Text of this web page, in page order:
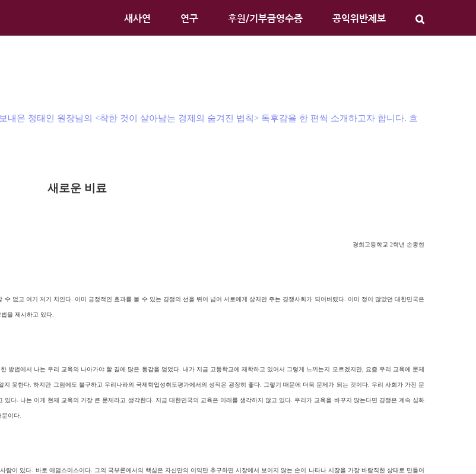
새사연 연구 후원/기부금영수증 공익위반제보
온 정태인 원장님의 <착한 것이 살아남는 경제의 숨겨진 법칙> 독후감을 한 편씩 소개하고자 합니다. 흐
새로운 비료
경희고등학교 2학년 손종현
없고 여기 저기 치인다. 이미 긍정적인 효과를 볼 수 있는 경쟁의 선을 뛰어 넘어 서로에게 상처만 주는 경쟁사회가 되어버렸다. 이미 정이 많았던 대한민국은
을 제시하고 있다.
방법에서 나는 우리 교육의 나아가야 할 길에 많은 동감을 얻었다. 내가 지금 고등학교에 재학하고 있어서 그렇게 느끼는지 모르겠지만, 요즘 우리 교육에 문제
못한다. 하지만 그럼에도 불구하고 우리나라의 국제학업성취도평가에서의 성적은 굉장히 좋다. 그렇기 때문에 더욱 문제가 되는 것이다. 우리 사회가 가진 문
있다. 나는 이게 현재 교육의 가장 큰 문제라고 생각한다. 지금 대한민국의 교육은 미래를 생각하지 않고 있다. 우리가 교육을 바꾸지 않는다면 경쟁은 계속 심화
이다.
이 있다. 바로 애덤스미스이다. 그의 국부론에서의 핵심은 자신만의 이익만 추구하면 시장에서 보이지 않는 손이 나타나 시장을 가장 바람직한 상태로 만들어